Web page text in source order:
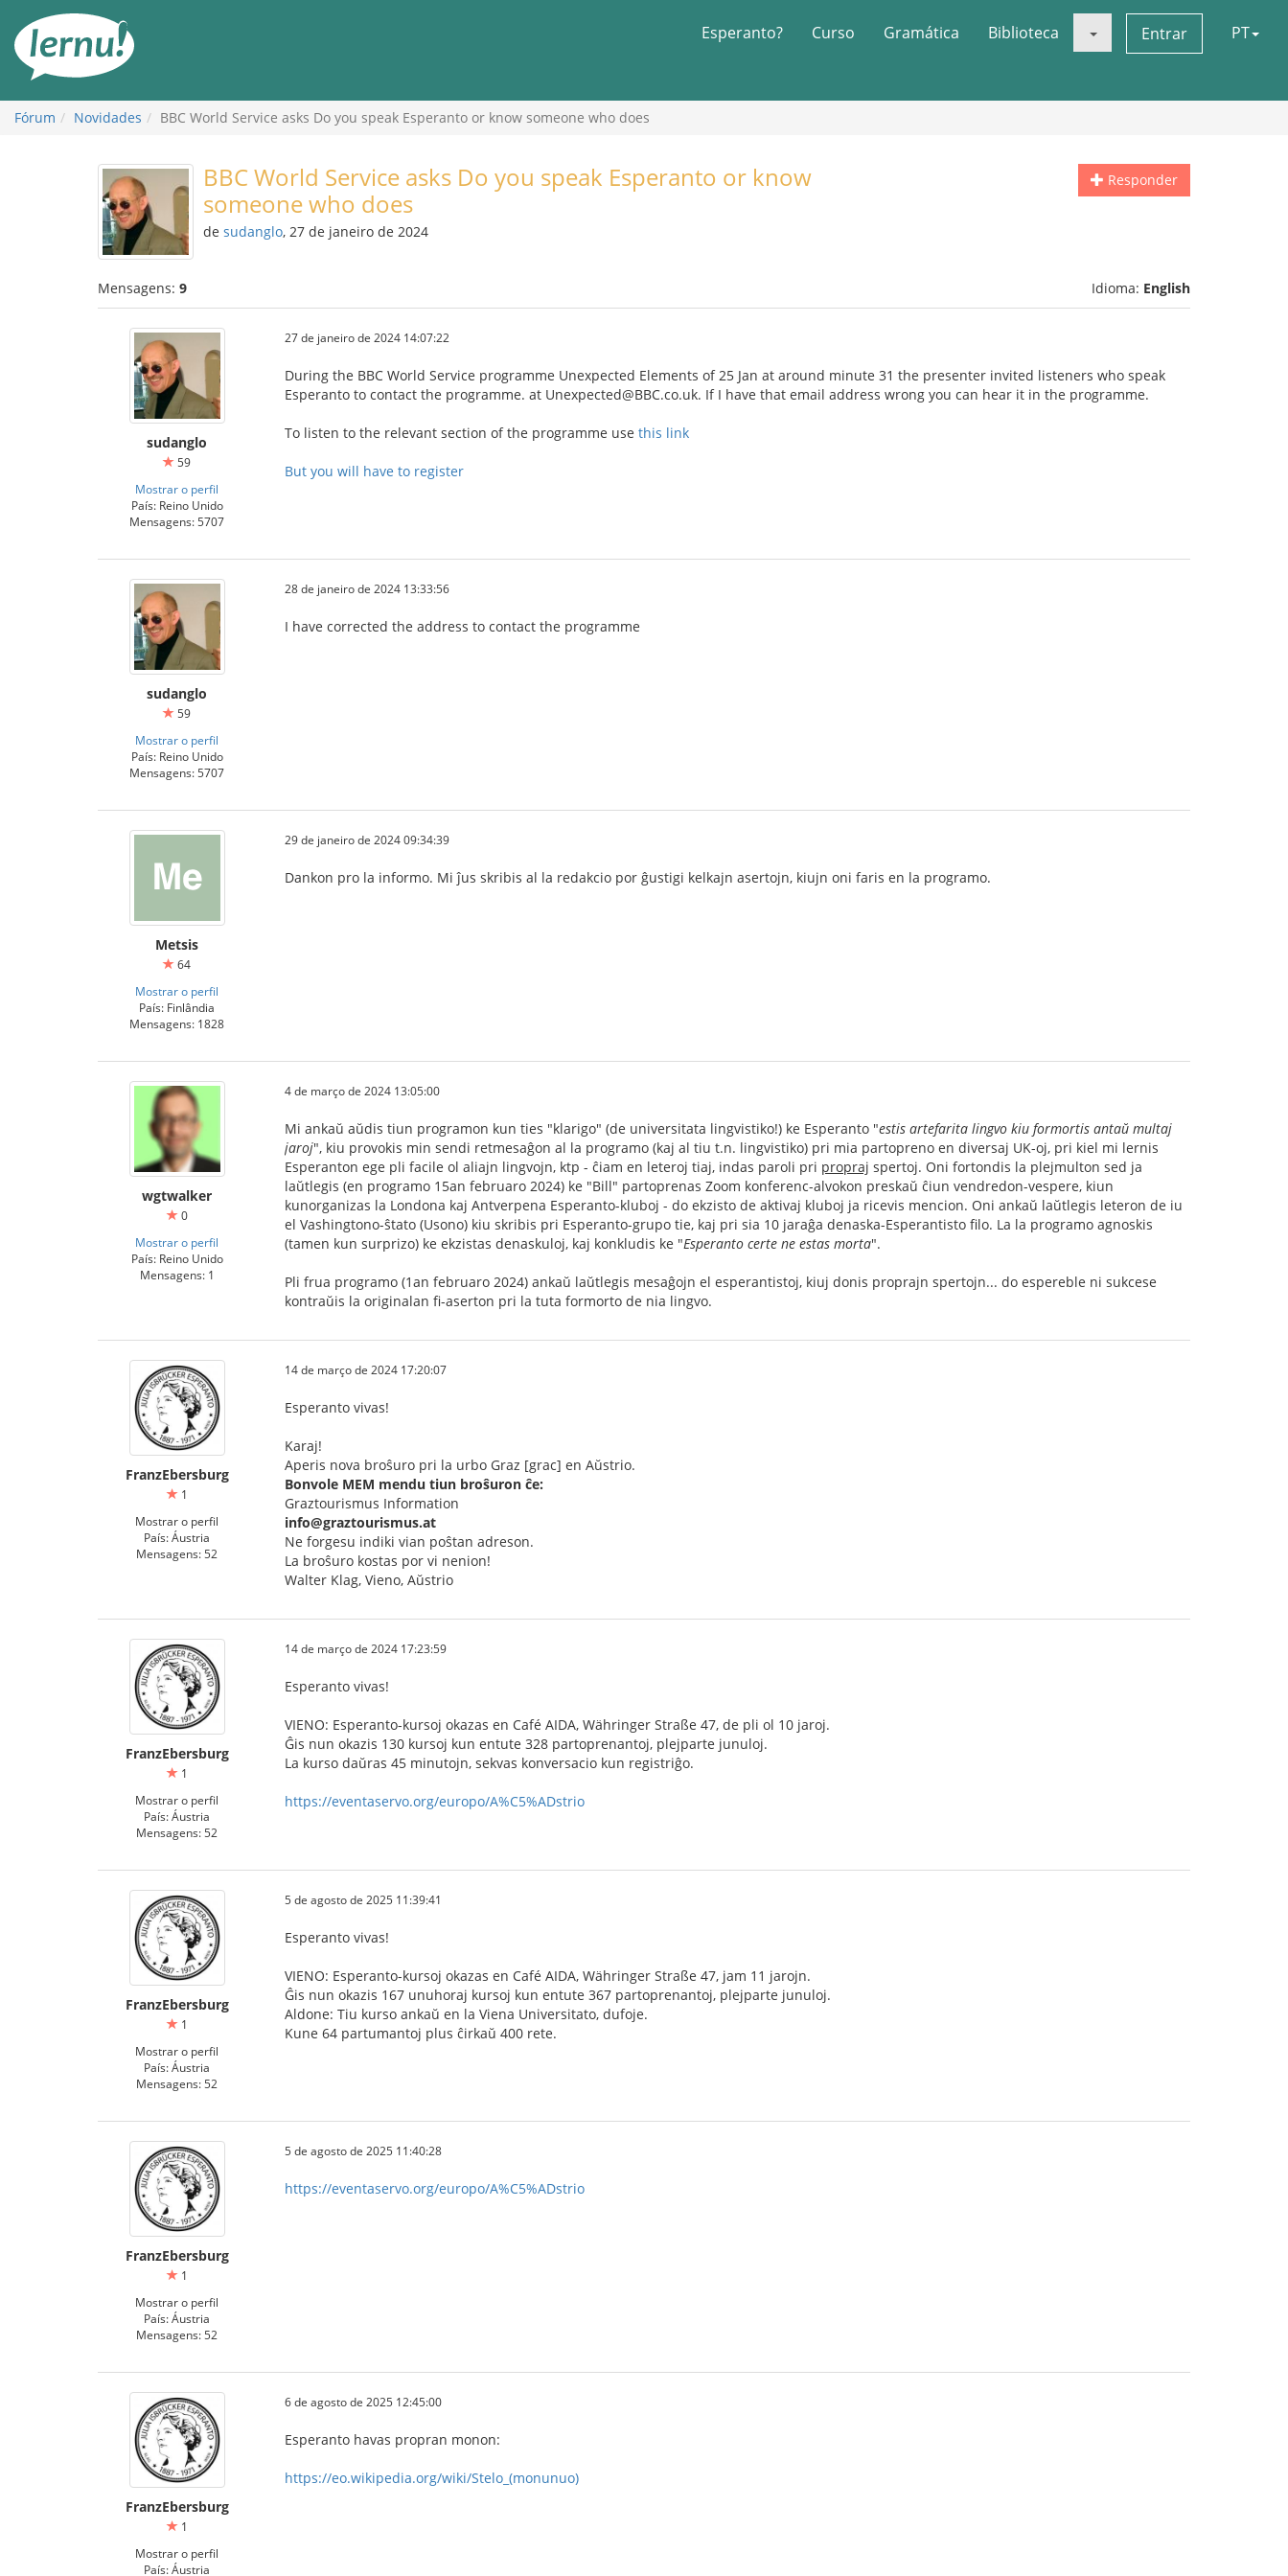
conteúdo
Esperanto? Curso Gramática Biblioteca Entrar PT
Fórum Novidades BBC World Service asks Do you speak Esperanto or know someone who does
Responder
BBC World Service asks Do you speak Esperanto or know
someone who does
de sudanglo, 27 de janeiro de 2024
Mensagens: 9 Idioma: English
sudanglo
59
Mostrar o perfil
País: Reino Unido
Mensagens: 5707
27 de janeiro de 2024 14:07:22
During the BBC World Service programme Unexpected Elements of 25 Jan at around minute 31 the presenter invited listeners who speak
Esperanto to contact the programme. at Unexpected@BBC.co.uk. If I have that email address wrong you can hear it in the programme.
To listen to the relevant section of the programme use this link
But you will have to register
sudanglo
59
Mostrar o perfil
País: Reino Unido
Mensagens: 5707
28 de janeiro de 2024 13:33:56
I have corrected the address to contact the programme
Metsis
64
Mostrar o perfil
País: Finlândia
Mensagens: 1828
29 de janeiro de 2024 09:34:39
Dankon pro la informo. Mi ĵus skribis al la redakcio por ĝustigi kelkajn asertojn, kiujn oni faris en la programo.
wgtwalker
0
Mostrar o perfil
País: Reino Unido
Mensagens: 1
4 de março de 2024 13:05:00
Mi ankaŭ aŭdis tiun programon kun ties "klarigo" (de universitata lingvistiko!) ke Esperanto "estis artefarita lingvo kiu formortis antaŭ multaj
jaroj", kiu provokis min sendi retmesaĝon al la programo (kaj al tiu t.n. lingvistiko) pri mia partopreno en diversaj UK-oj, pri kiel mi lernis
Esperanton ege pli facile ol aliajn lingvojn, ktp - ĉiam en leteroj tiaj, indas paroli pri propraj spertoj. Oni fortondis la plejmulton sed ja
laŭtlegis (en programo 15an februaro 2024) ke "Bill" partoprenas Zoom konferenc-alvokon preskaŭ ĉiun vendredon-vespere, kiun
kunorganizas la Londona kaj Antverpena Esperanto-kluboj - do ekzisto de aktivaj kluboj ja ricevis mencion. Oni ankaŭ laŭtlegis leteron de iu
el Vashingtono-ŝtato (Usono) kiu skribis pri Esperanto-grupo tie, kaj pri sia 10 jaraĝa denaska-Esperantisto filo. La la programo agnoskis
(tamen kun surprizo) ke ekzistas denaskuloj, kaj konkludis ke "Esperanto certe ne estas morta".
Pli frua programo (1an februaro 2024) ankaŭ laŭtlegis mesaĝojn el esperantistoj, kiuj donis proprajn spertojn... do espereble ni sukcese
kontraŭis la originalan fi-aserton pri la tuta formorto de nia lingvo.
FranzEbersburg
1
Mostrar o perfil
País: Áustria
Mensagens: 52
14 de março de 2024 17:20:07
Esperanto vivas!
Karaj!
Aperis nova broŝuro pri la urbo Graz [grac] en Aŭstrio.
Bonvole MEM mendu tiun broŝuron ĉe:
Graztourismus Information
info@graztourismus.at
Ne forgesu indiki vian poŝtan adreson.
La broŝuro kostas por vi nenion!
Walter Klag, Vieno, Aŭstrio
FranzEbersburg
1
Mostrar o perfil
País: Áustria
Mensagens: 52
14 de março de 2024 17:23:59
Esperanto vivas!
VIENO: Esperanto-kursoj okazas en Café AIDA, Währinger Straße 47, de pli ol 10 jaroj.
Ĝis nun okazis 130 kursoj kun entute 328 partoprenantoj, plejparte junuloj.
La kurso daŭras 45 minutojn, sekvas konversacio kun registriĝo.
https://eventaservo.org/europo/A%C5%ADstrio
FranzEbersburg
1
Mostrar o perfil
País: Áustria
Mensagens: 52
5 de agosto de 2025 11:39:41
Esperanto vivas!
VIENO: Esperanto-kursoj okazas en Café AIDA, Währinger Straße 47, jam 11 jarojn.
Ĝis nun okazis 167 unuhoraj kursoj kun entute 367 partoprenantoj, plejparte junuloj.
Aldone: Tiu kurso ankaŭ en la Viena Universitato, dufoje.
Kune 64 partumantoj plus ĉirkaŭ 400 rete.
FranzEbersburg
1
Mostrar o perfil
País: Áustria
Mensagens: 52
5 de agosto de 2025 11:40:28
https://eventaservo.org/europo/A%C5%ADstrio
FranzEbersburg
1
Mostrar o perfil
País: Áustria
6 de agosto de 2025 12:45:00
Esperanto havas propran monon:
https://eo.wikipedia.org/wiki/Stelo_(monunuo)